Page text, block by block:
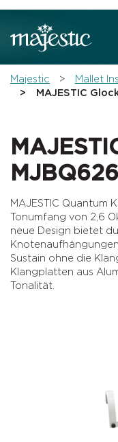
Diese
Majestic Mallet
MAJESTIC
MAJESTIC Quantum
Tonumfang von 2,6
neue Design bietet
Sustain ohne die
Klangplatten aus
Tonalität.